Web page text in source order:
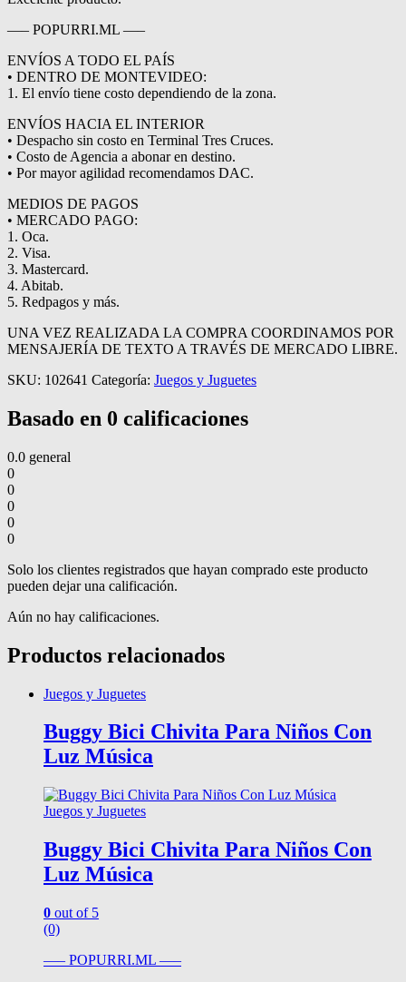
—– POPURRI.ML —–
ENVÍOS A TODO EL PAÍS
• DENTRO DE MONTEVIDEO:
1. El envío tiene costo dependiendo de la zona.
ENVÍOS HACIA EL INTERIOR
• Despacho sin costo en Terminal Tres Cruces.
• Costo de Agencia a abonar en destino.
• Por mayor agilidad recomendamos DAC.
MEDIOS DE PAGOS
• MERCADO PAGO:
1. Oca.
2. Visa.
3. Mastercard.
4. Abitab.
5. Redpagos y más.
UNA VEZ REALIZADA LA COMPRA COORDINAMOS POR
MENSAJERÍA DE TEXTO A TRAVÉS DE MERCADO LIBRE.
SKU: 102641 Categoría: Juegos y Juguetes
Basado en 0 calificaciones
0.0 general
0
0
0
0
0
Solo los clientes registrados que hayan comprado este producto
pueden dejar una calificación.
Aún no hay calificaciones.
Productos relacionados
Juegos y Juguetes
Buggy Bici Chivita Para Niños Con
Luz Música
Juegos y Juguetes
Buggy Bici Chivita Para Niños Con
Luz Música
0 out of 5
(0)
—– POPURRI.ML —–